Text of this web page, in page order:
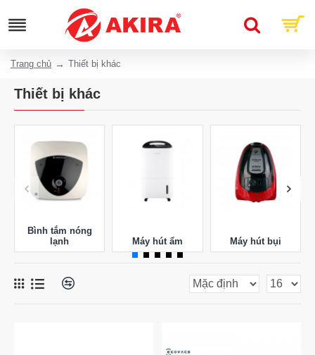
Trang chủ Thiết bị khác
Thiết bị khác
Bình tắm nóng
lạnh
Máy hút ẩm Máy hút bụi